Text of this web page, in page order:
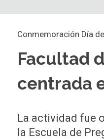
Conmemoración Día
Facultad
centrada
La actividad fue
la Escuela de